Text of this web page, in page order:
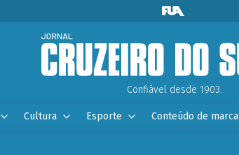
Confiável desde 1903.
Cultura Esporte Conteúdo de marca